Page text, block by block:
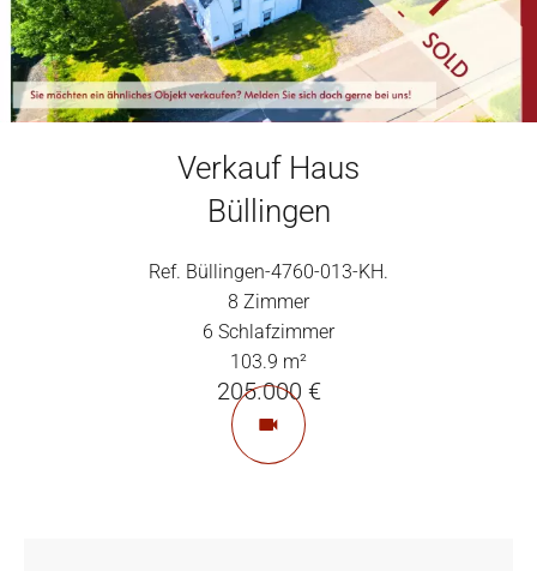
Verkauf Haus
Büllingen
Ref. Büllingen-4760-013-KH.
8 Zimmer
6 Schlafzimmer
103.9 m²
205.000 €